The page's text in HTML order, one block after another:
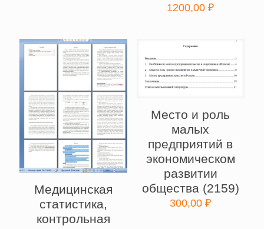
1200,00₽
Медицинская
статистика,
контрольная
Место и роль
малых
предприятий в
экономическом
развитии
общества (2159)
300,00₽